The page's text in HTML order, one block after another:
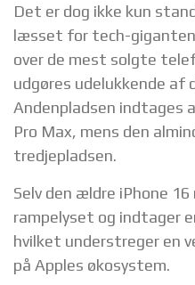
Det er dog ikke kun
læsset for tech-
over de mest solgte
udgøres udelukkende af
Andenpladsen indtages
Pro Max, mens den
tredjepladsen.
Selv den ældre iPhone
rampelyset og indtager
hvilket understreger en
på Apples økosystem.